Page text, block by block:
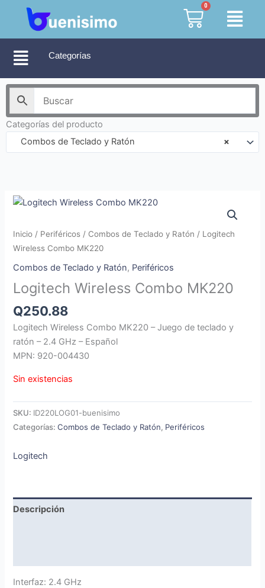
contenido
0
Cart
Categorías
Categorías del producto
×
Combos de Teclado y Ratón
Inicio / Periféricos / Combos de Teclado y Ratón / Logitech
Wireless Combo MK220
Combos de Teclado y Ratón, Periféricos
Logitech Wireless Combo MK220
Q250.88
Logitech Wireless Combo MK220 – Juego de teclado y
ratón – 2.4 GHz – Español
MPN: 920-004430
Sin existencias
SKU: ID220LOG01-buenisimo
Categorías:Combos de Teclado y Ratón, Periféricos
Logitech
Descripción
Interfaz: 2.4 GHz